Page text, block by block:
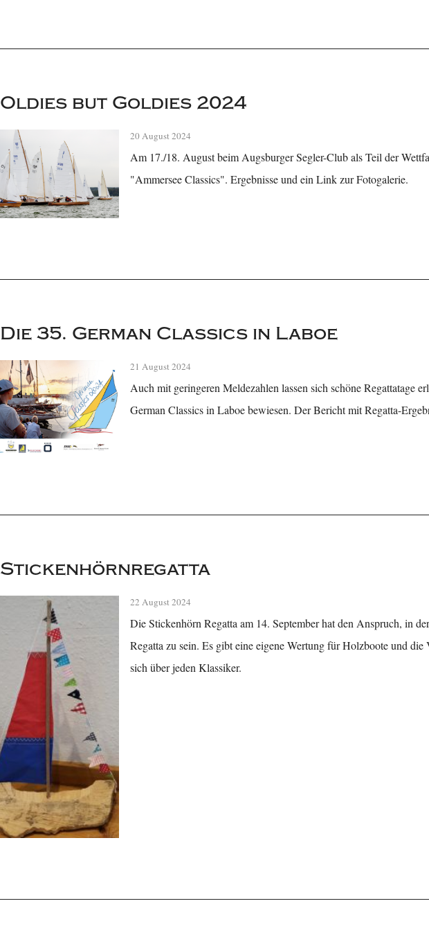
Oldies but Goldies 2024
20 August 2024
Am 17./18. August beim Augsburger Segler-Club als Teil der
"Ammersee Classics". Ergebnisse und ein Link zur Fotogalerie.
Die 35. German Classics in Laboe
21 August 2024
Auch mit geringeren Meldezahlen lassen sich schöne Regattatage
German Classics in Laboe bewiesen. Der Bericht mit Regatta-
Stickenhörnregatta
22 August 2024
Die Stickenhörn Regatta am 14. September hat den Anspruch, in
Regatta zu sein. Es gibt eine eigene Wertung für Holzboote und die
sich über jeden Klassiker.